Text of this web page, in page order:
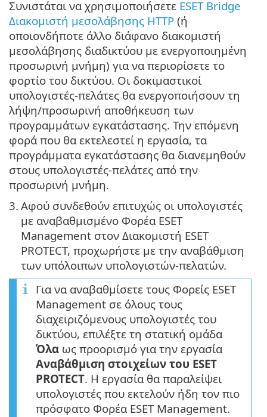
Συνιστάται να χρησιμοποιήσετε ESET Bridge
Διακομιστή μεσολάβησης HTTP (ή
οποιονδήποτε άλλο διάφανο διακομιστή
μεσολάβησης διαδικτύου με ενεργοποιημένη
προσωρινή μνήμη) για να περιορίσετε το
φορτίο του δικτύου. Οι δοκιμαστικοί
υπολογιστές-πελάτες θα ενεργοποιήσουν τη
λήψη/προσωρινή αποθήκευση των
προγραμμάτων εγκατάστασης. Την επόμενη
φορά που θα εκτελεστεί η εργασία, τα
προγράμματα εγκατάστασης θα διανεμηθούν
στους υπολογιστές-πελάτες από την
προσωρινή μνήμη.
3. Αφού συνδεθούν επιτυχώς οι υπολογιστές
με αναβαθμισμένο Φορέα ESET
Management στον Διακομιστή ESET
PROTECT, προχωρήστε με την αναβάθμιση
των υπόλοιπων υπολογιστών-πελατών.
Για να αναβαθμίσετε τους Φορείς ESET
Management σε όλους τους
διαχειριζόμενους υπολογιστές του
δικτύου, επιλέξτε τη στατική ομάδα
Όλα ως προορισμό για την εργασία
Αναβάθμιση στοιχείων του ESET
PROTECT. Η εργασία θα παραλείψει
υπολογιστές που εκτελούν ήδη τον πιο
πρόσφατο Φορέα ESET Management.